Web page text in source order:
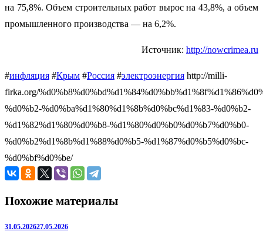
на 75,8%. Объем строительных работ вырос на 43,8%, а объем
промышленного производства — на 6,2%.
Источник: http://nowcrimea.ru
#инфляция #Крым #Россия #электроэнергия http://milli-
firka.org/
%d0%b2-%d0%ba%d1%80%d1%8b%d0%bc%d1%83-%d0%b2-
%d1%82%d1%80%d0%b8-%d1%80%d0%b0%d0%b7%d0%b0-
%d0%b2%d1%8b%d1%88%d0%b5-%d1%87%d0%b5%d0%bc-
%d0%bf%d0%be/
Похожие материалы
31.05.202627.05.2026